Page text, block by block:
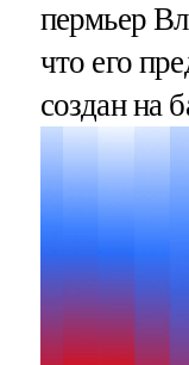
пермьер
что его
создан на